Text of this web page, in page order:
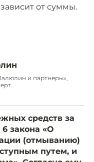
от суммы.
и партнеры»,
средств за
6 закона «О
(отмыванию)
путем, и